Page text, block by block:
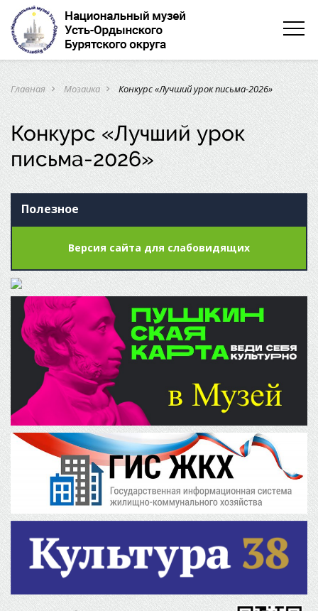
Главная navigate_next Мозаика navigate_next Конкурс «Лучший урок письма-2026»
Конкурс «Лучший урок
письма-2026»
Полезное
Версия сайта для слабовидящих